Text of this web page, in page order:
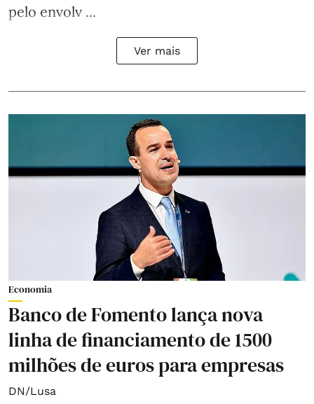
pelo envolv ...
Ver mais
Economia
Banco de Fomento lança nova
linha de financiamento de 1500
milhões de euros para empresas
DN/Lusa